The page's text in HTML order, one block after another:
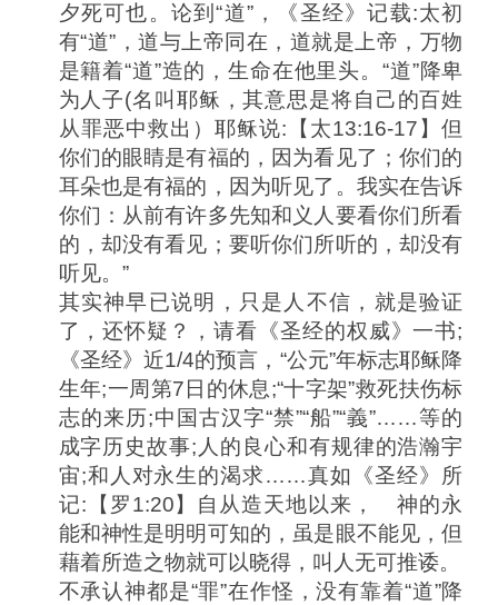
夕死可也。论到“道”，《圣经》记载:太初
有“道”，道与上帝同在，道就是上帝，万物
是籍着“道”造的，生命在他里头。“道”降卑
为人子(名叫耶稣，其意思是将自己的百姓
从罪恶中救出）耶稣说:【太13:16-17】但
你们的眼睛是有福的，因为看见了；你们的
耳朵也是有福的，因为听见了。我实在告诉
你们：从前有许多先知和义人要看你们所看
的，却没有看见；要听你们所听的，却没有
听见。”
其实神早已说明，只是人不信，就是验证
了，还怀疑？，请看《圣经的权威》一书;
《圣经》近1/4的预言，“公元”年标志耶稣降
生年;一周第7日的休息;“十字架”救死扶伤标
志的来历;中国古汉字“禁”“船”“義”……等的
成字历史故事;人的良心和有规律的浩瀚宇
宙;和人对永生的渴求……真如《圣经》所
记:【罗1:20】自从造天地以来， 神的永
能和神性是明明可知的，虽是眼不能见，但
藉着所造之物就可以晓得，叫人无可推诿。
不承认神都是“罪”在作怪，没有靠着“道”降